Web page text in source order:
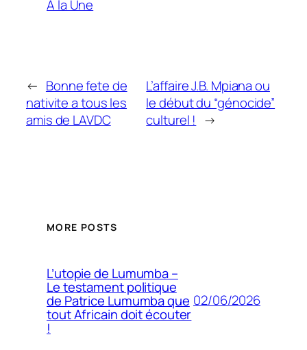
A la Une
← Bonne fete de
nativite a tous les
amis de LAVDC
L’affaire J.B. Mpiana ou
le début du “génocide”
culturel ! →
MORE POSTS
L’utopie de Lumumba –
Le testament politique
de Patrice Lumumba que
tout Africain doit écouter
!
02/06/2026